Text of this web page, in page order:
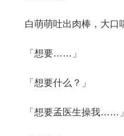
白萌萌吐出肉棒，大口
「想要……」
「想要什么？」
「想要孟医生操我……」